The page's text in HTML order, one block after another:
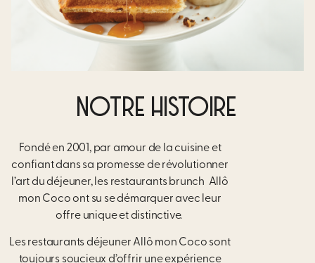
NOTRE HISTOIRE
Fondé en 2001, par amour de la cuisine et
confiant dans sa promesse de révolutionner
l’art du déjeuner, les restaurants brunch Allô
mon Coco ont su se démarquer avec leur
offre unique et distinctive.
Les restaurants déjeuner Allô mon Coco sont
toujours soucieux d’offrir une expérience